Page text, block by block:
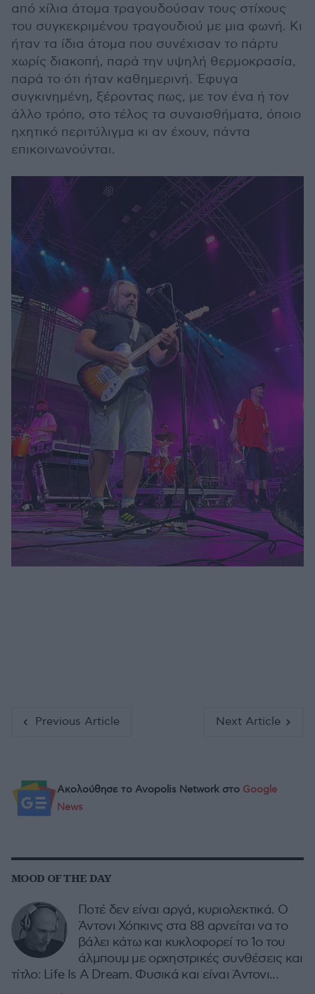
από χίλια άτομα τραγουδούσαν τους στίχους
του συγκεκριμένου τραγουδιού με μια φωνή. Κι
ήταν τα ίδια άτομα που συνέχισαν το πάρτυ
χωρίς διακοπή, παρά την υψηλή θερμοκρασία,
παρά το ότι ήταν καθημερινή. Έφυγα
συγκινημένη, ξέροντας πως, με τον ένα ή τον
άλλο τρόπο, στο τέλος τα συναισθήματα, όποιο
ηχητικό περιτύλιγμα κι αν έχουν, πάντα
επικοινωνούνται.
Ακολούθησε το Avopolis Network στο Google
News
MOOD OF THE DAY
Ποτέ δεν είναι αργά, κυριολεκτικά. Ο
Άντονι Χόπκινς στα 88 αρνείται να το
βάλει κάτω και κυκλοφορεί το 1ο του
άλμπουμ με ορχηστρικές συνθέσεις και
τίτλο: Life Is A Dream. Φυσικά και είναι Άντονι...
Previous Article Next Article